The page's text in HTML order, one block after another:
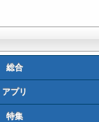
総合
アプリ
特集